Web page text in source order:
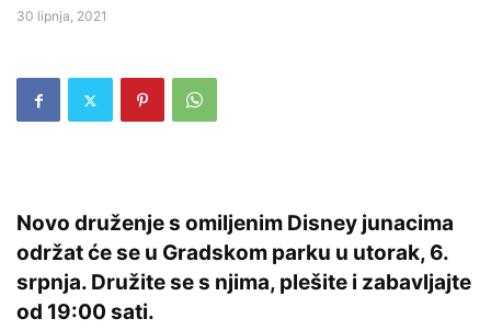
30 lipnja, 2021
Novo druženje s omiljenim Disney junacima
održat će se u Gradskom parku u utorak, 6.
srpnja. Družite se s njima, plešite i zabavljajte
od 19:00 sati.